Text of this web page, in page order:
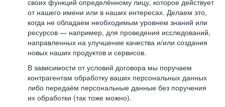
своих функций определённому лицу, которое действует
от нашего имени или в наших интересах. Делаем это,
когда не обладаем необходимым уровнем знаний или
ресурсов — например, для проведения исследований,
направленных на улучшение качества и/или создания
новых наших продуктов и сервисов.
В зависимости от условий договора мы поручаем
контрагентам обработку ваших персональных данных
либо передаём персональные данные без поручения
их обработки (так тоже можно).